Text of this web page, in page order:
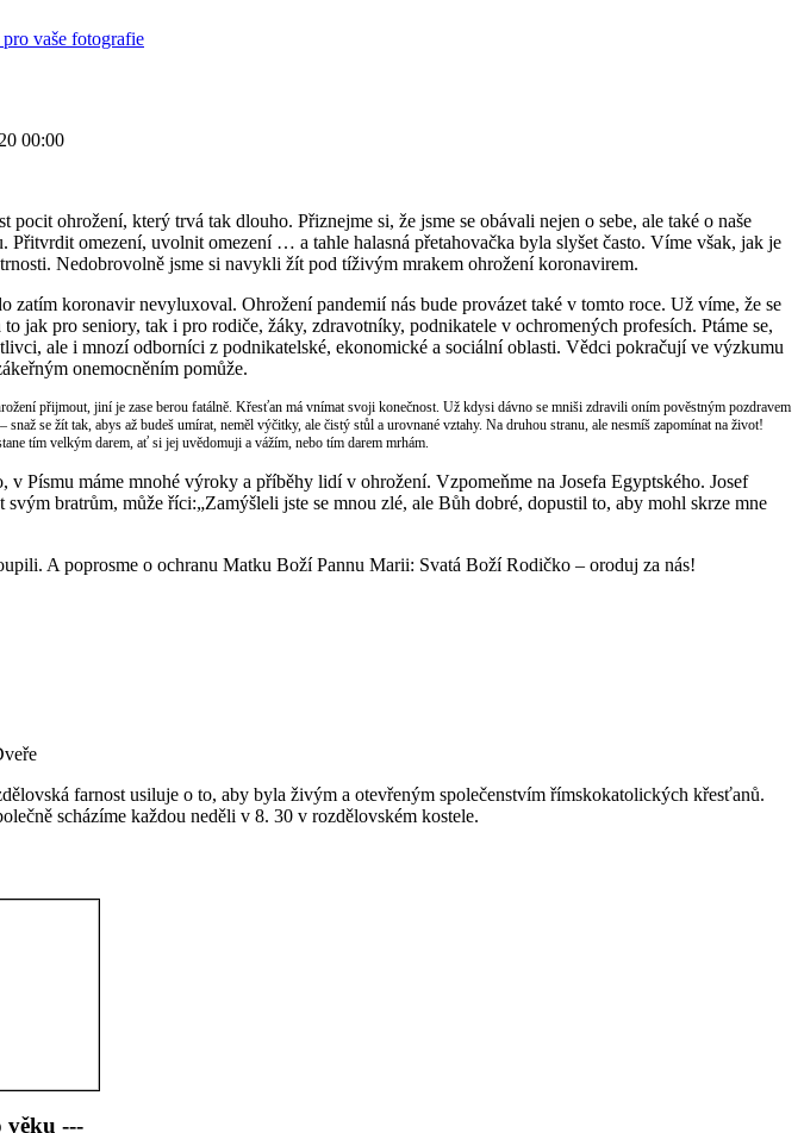
00:00
ohrožení, který trvá tak dlouho. Přiznejme si, že jsme se obávali nejen o sebe, ale také o naše
omezení, uvolnit omezení … a tahle halasná přetahovačka byla slyšet často. Víme však, jak je
Nedobrovolně jsme si navykli žít pod tíživým mrakem ohrožení koronavirem.
koronavir nevyluxoval. Ohrožení pandemií nás bude provázet také v tomto roce. Už víme, že se
jak pro seniory, tak i pro rodiče, žáky, zdravotníky, podnikatele v ochromených profesích. Ptáme se,
ale i mnozí odborníci z podnikatelské, ekonomické a sociální oblasti. Vědci pokračují ve výzkumu
onemocněním pomůže.
přijmout, jiní je zase berou fatálně. Křesťan má vnímat svoji konečnost. Už kdysi dávno se mniši zdravili oním pověstným pozdravem
se žít tak, abys až budeš umírat, neměl výčitky, ale čistý stůl a urovnané vztahy. Na druhou stranu, ale nesmíš zapomínat na život!
tím velkým darem, ať si jej uvědomuji a vážím, nebo tím darem mrhám.
Písmu máme mnohé výroky a příběhy lidí v ohrožení. Vzpomeňme na Josefa Egyptského. Josef
bratrům, může říci:„Zamýšleli jste se mnou zlé, ale Bůh dobré, dopustil to, aby mohl skrze mne
A poprosme o ochranu Matku Boží Pannu Marii: Svatá Boží Rodičko – oroduj za nás!
farnost usiluje o to, aby byla živým a otevřeným společenstvím římskokatolických křesťanů.
scházíme každou neděli v 8. 30 v rozdělovském kostele.
věku ---